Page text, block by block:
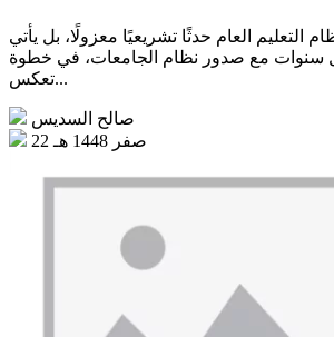
التعليم العام حدثًا تشريعيًا معزولًا، بل يأتي
سنوات مع صدور نظام الجامعات، في خطوة
تعكس...
صالح السديس
22 صفر 1448 هـ